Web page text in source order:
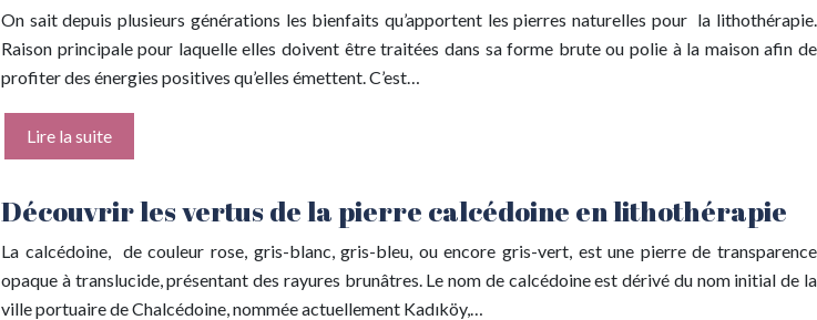
On sait depuis plusieurs générations les bienfaits qu’apportent les pierres naturelles pour la lithothérapie.
Raison principale pour laquelle elles doivent être traitées dans sa forme brute ou polie à la maison afin de
profiter des énergies positives qu’elles émettent. C’est…
Lire la suite
Découvrir les vertus de la pierre calcédoine en lithothérapie
La calcédoine, de couleur rose, gris-blanc, gris-bleu, ou encore gris-vert, est une pierre de transparence
opaque à translucide, présentant des rayures brunâtres. Le nom de calcédoine est dérivé du nom initial de la
ville portuaire de Chalcédoine, nommée actuellement Kadıköy,…